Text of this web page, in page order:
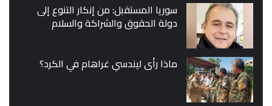
سوريا المستقبل: من إنكار التنوع إلى
دولة الحقوق والشراكة والسلام
ماذا رأى ليندسي غراهام في الكرد؟